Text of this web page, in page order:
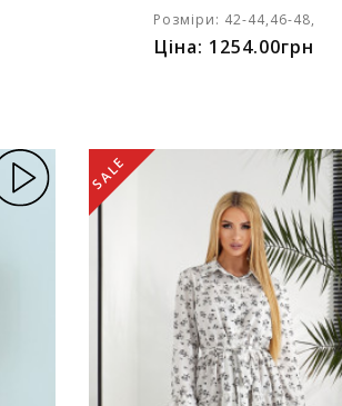
Розміри: 42-44,46-48,
Ціна: 1254.00грн
SALE